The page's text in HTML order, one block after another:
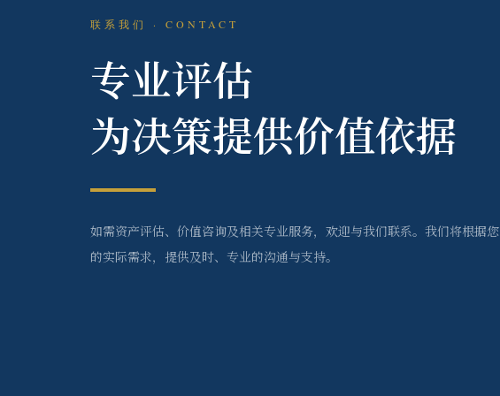
联系我们 · CONTACT
专业评估
为决策提供价值依据
如需资产评估、价值咨询及相关专业服务，欢迎与我们联系。我们将根据您
的实际需求，提供及时、专业的沟通与支持。